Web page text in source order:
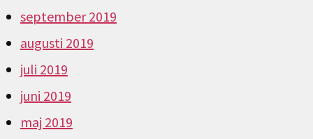
september 2019
augusti 2019
juli 2019
juni 2019
maj 2019